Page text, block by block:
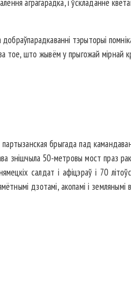
аграгарадка, і ўскладанне
тэрыторыі
тое, што жывём у прыгожай мірнай
брыгада пад
знішчыла 50-метровы мост праз
салдат і афіцэраў і 70
дзотамі, акопамі і землянымі